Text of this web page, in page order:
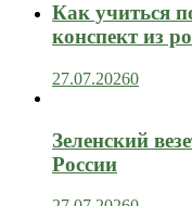
Как учиться
конспект из
27.07.20260
Зеленский
России